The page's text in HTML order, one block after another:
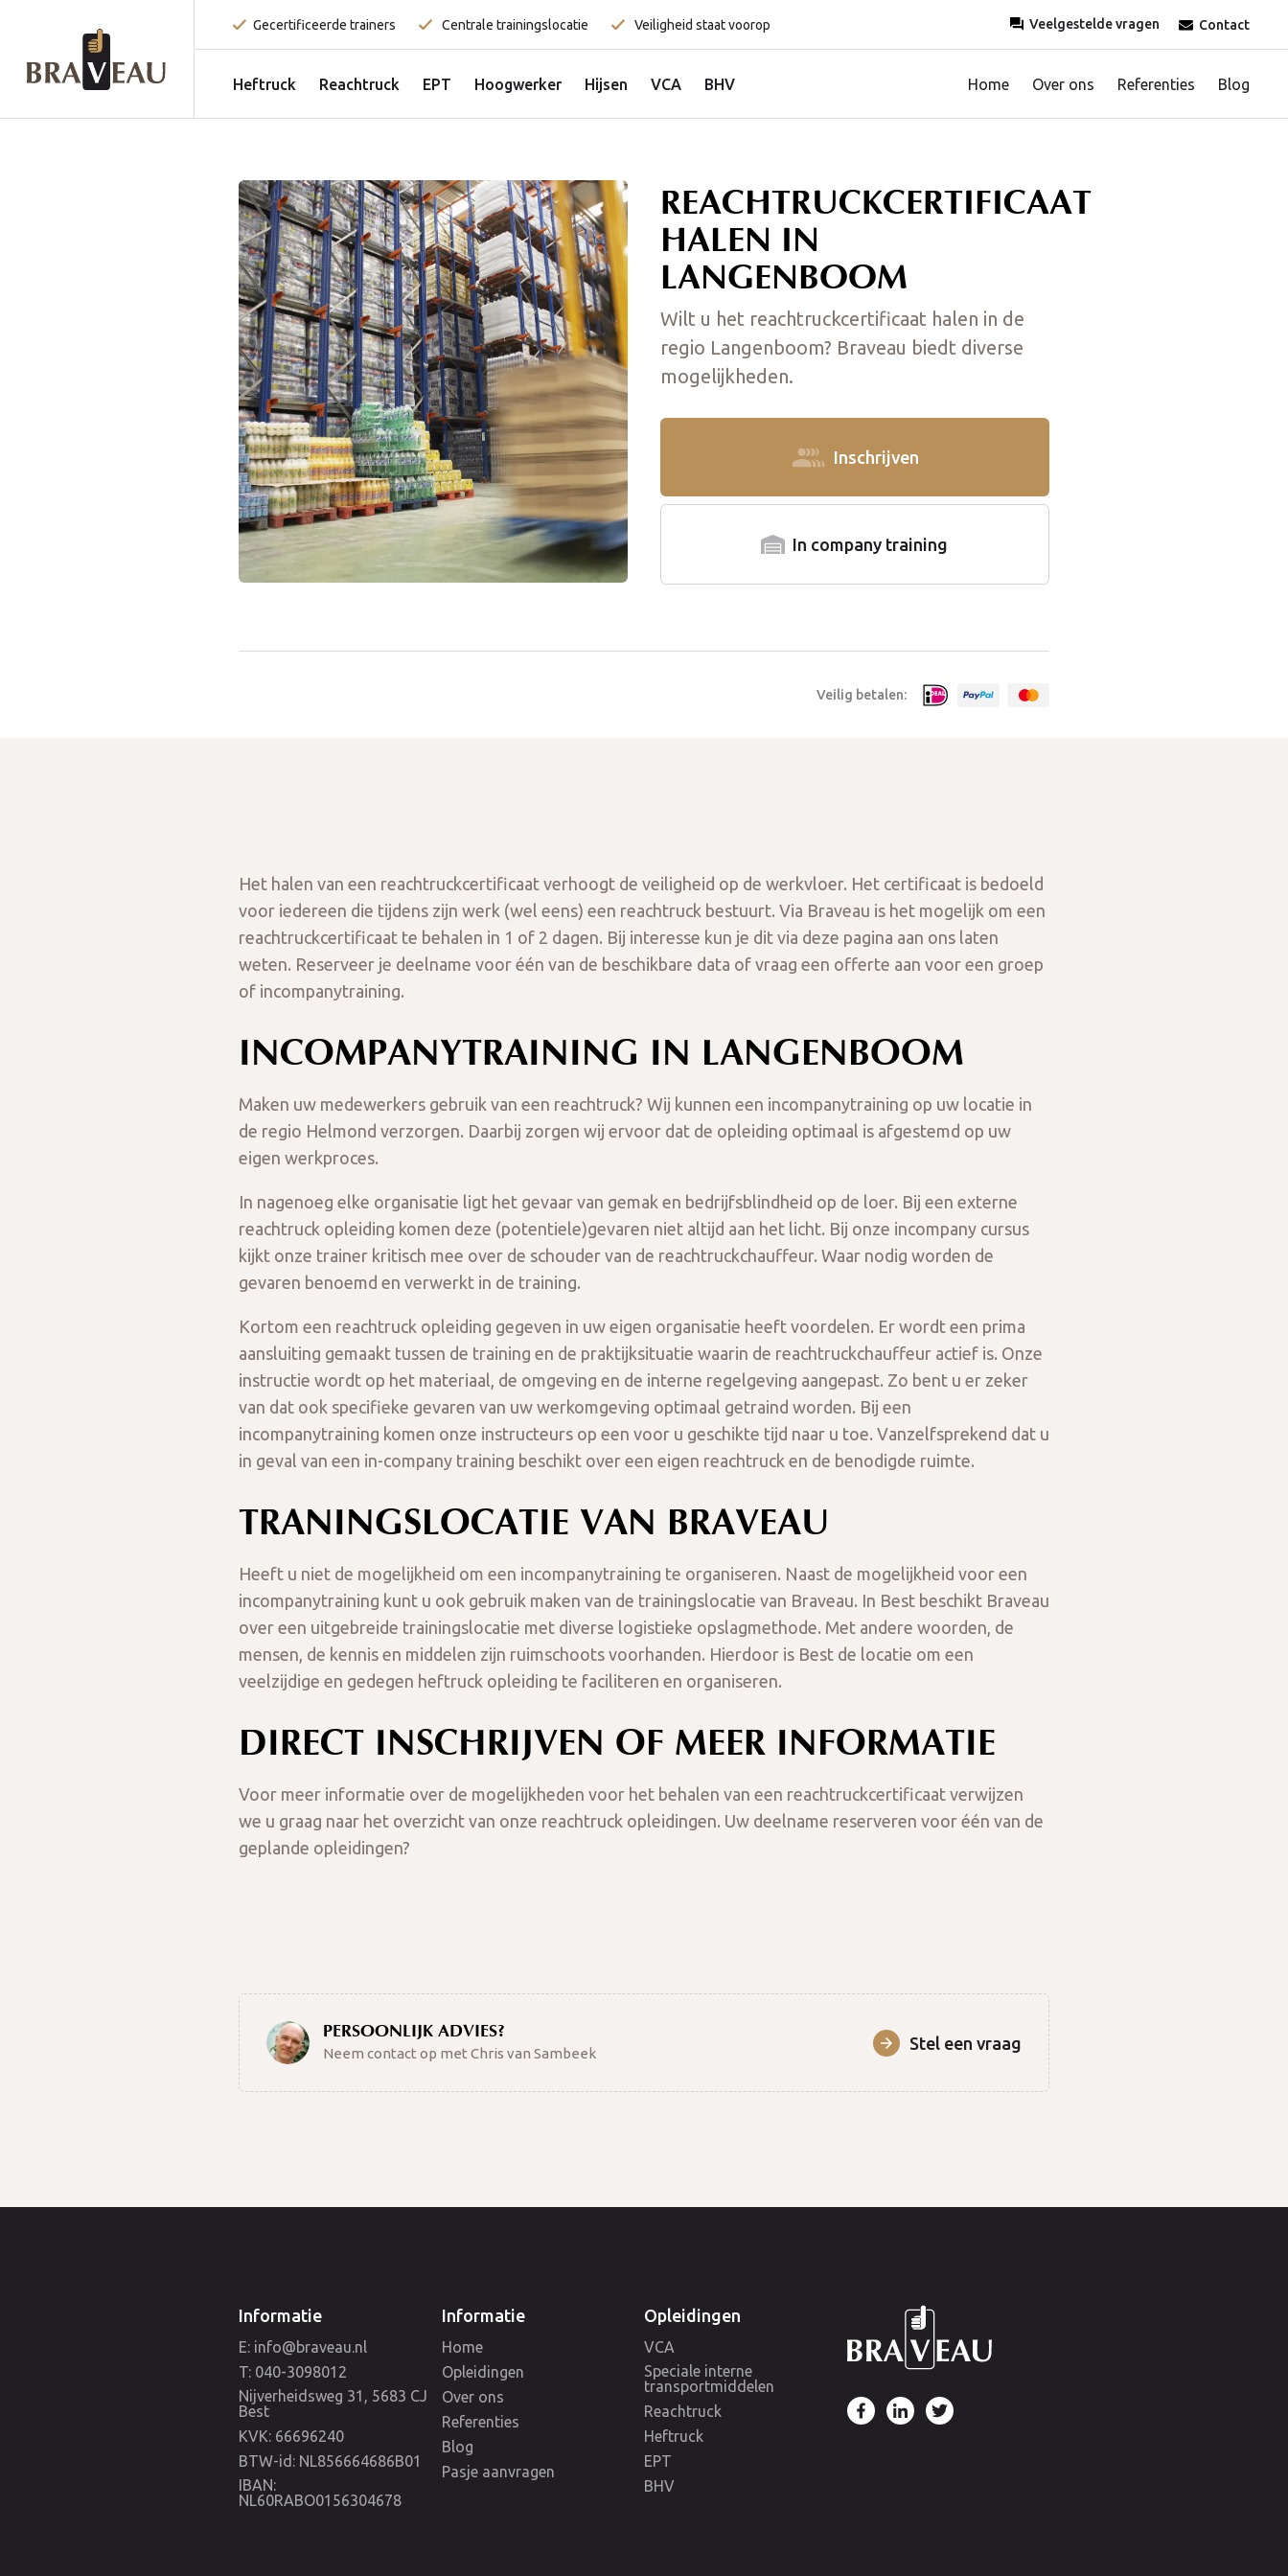
Gecertificeerde trainers Centrale trainingslocatie Veiligheid staat voorop Veelgestelde vragen Contact
Heftruck Reachtruck EPT Hoogwerker Hijsen VCA BHV Home Over ons Referenties Blog
REACHTRUCKCERTIFICAAT
HALEN IN
LANGENBOOM
Wilt u het reachtruckcertificaat halen in de
regio Langenboom? Braveau biedt diverse
mogelijkheden.
Inschrijven
In company training
Veilig betalen:
Het halen van een reachtruckcertificaat verhoogt de veiligheid op de werkvloer. Het certificaat is bedoeld
voor iedereen die tijdens zijn werk (wel eens) een reachtruck bestuurt. Via Braveau is het mogelijk om een
reachtruckcertificaat te behalen in 1 of 2 dagen. Bij interesse kun je dit via deze pagina aan ons laten
weten. Reserveer je deelname voor één van de beschikbare data of vraag een offerte aan voor een groep
of incompanytraining.
INCOMPANYTRAINING IN LANGENBOOM
Maken uw medewerkers gebruik van een reachtruck? Wij kunnen een incompanytraining op uw locatie in
de regio Helmond verzorgen. Daarbij zorgen wij ervoor dat de opleiding optimaal is afgestemd op uw
eigen werkproces.
In nagenoeg elke organisatie ligt het gevaar van gemak en bedrijfsblindheid op de loer. Bij een externe
reachtruck opleiding komen deze (potentiele)gevaren niet altijd aan het licht. Bij onze incompany cursus
kijkt onze trainer kritisch mee over de schouder van de reachtruckchauffeur. Waar nodig worden de
gevaren benoemd en verwerkt in de training.
Kortom een reachtruck opleiding gegeven in uw eigen organisatie heeft voordelen. Er wordt een prima
aansluiting gemaakt tussen de training en de praktijksituatie waarin de reachtruckchauffeur actief is. Onze
instructie wordt op het materiaal, de omgeving en de interne regelgeving aangepast. Zo bent u er zeker
van dat ook specifieke gevaren van uw werkomgeving optimaal getraind worden. Bij een
incompanytraining komen onze instructeurs op een voor u geschikte tijd naar u toe. Vanzelfsprekend dat u
in geval van een in-company training beschikt over een eigen reachtruck en de benodigde ruimte.
TRANINGSLOCATIE VAN BRAVEAU
Heeft u niet de mogelijkheid om een incompanytraining te organiseren. Naast de mogelijkheid voor een
incompanytraining kunt u ook gebruik maken van de trainingslocatie van Braveau. In Best beschikt Braveau
over een uitgebreide trainingslocatie met diverse logistieke opslagmethode. Met andere woorden, de
mensen, de kennis en middelen zijn ruimschoots voorhanden. Hierdoor is Best de locatie om een
veelzijdige en gedegen heftruck opleiding te faciliteren en organiseren.
DIRECT INSCHRIJVEN OF MEER INFORMATIE
Voor meer informatie over de mogelijkheden voor het behalen van een reachtruckcertificaat verwijzen
we u graag naar het overzicht van onze reachtruck opleidingen. Uw deelname reserveren voor één van de
geplande opleidingen?
PERSOONLIJK ADVIES?
Neem contact op met Chris van Sambeek
Stel een vraag
Informatie
E: info@braveau.nl
T: 040-3098012
Nijverheidsweg 31, 5683 CJ
Best
KVK: 66696240
BTW-id: NL856664686B01
IBAN:
NL60RABO0156304678
Informatie
Home
Opleidingen
Over ons
Referenties
Blog
Pasje aanvragen
Opleidingen
VCA
Speciale interne
transportmiddelen
Reachtruck
Heftruck
EPT
BHV